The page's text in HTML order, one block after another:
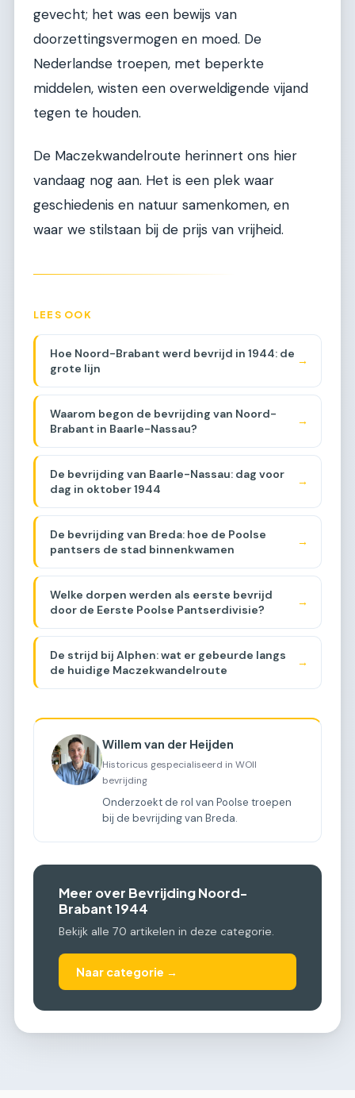
gevecht; het was een bewijs van
doorzettingsvermogen en moed. De
Nederlandse troepen, met beperkte
middelen, wisten een overweldigende vijand
tegen te houden.
De Maczekwandelroute herinnert ons hier
vandaag nog aan. Het is een plek waar
geschiedenis en natuur samenkomen, en
waar we stilstaan bij de prijs van vrijheid.
LEES OOK
Hoe Noord-Brabant werd bevrijd in 1944: de
grote lijn
→
Waarom begon de bevrijding van Noord-
Brabant in Baarle-Nassau?
→
De bevrijding van Baarle-Nassau: dag voor
dag in oktober 1944
→
De bevrijding van Breda: hoe de Poolse
pantsers de stad binnenkwamen
→
Welke dorpen werden als eerste bevrijd
door de Eerste Poolse Pantserdivisie?
→
De strijd bij Alphen: wat er gebeurde langs
de huidige Maczekwandelroute
→
Willem van der Heijden
Historicus gespecialiseerd in WOII
bevrijding
Onderzoekt de rol van Poolse troepen
bij de bevrijding van Breda.
Meer over Bevrijding Noord-
Brabant 1944
Bekijk alle 70 artikelen in deze categorie.
Naar categorie →